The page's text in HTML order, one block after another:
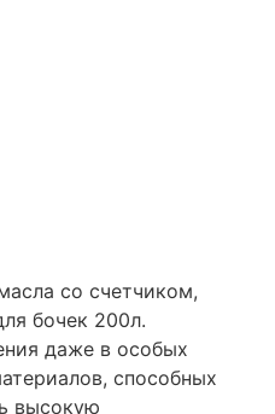
со счетчиком,
бочек 200л.
даже в особых
способных
высокую